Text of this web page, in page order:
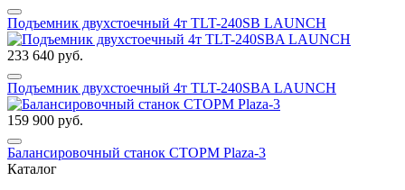
Подъемник двухстоечный 4т TLT-240SB LAUNCH
233 640 руб.
Подъемник двухстоечный 4т TLT-240SBA LAUNCH
159 900 руб.
Балансировочный станок СТОРМ Plaza-3
Каталог